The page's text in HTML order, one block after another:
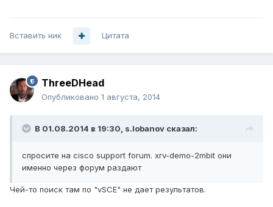
Вставить ник Цитата
ThreeDHead
Опубликовано 1 августа, 2014
В 01.08.2014 в 19:30, s.lobanov сказал:
спросите на cisco support forum. xrv-demo-2mbit они
именно через форум раздают
Чей-то поиск там по "vSCE" не дает результатов.